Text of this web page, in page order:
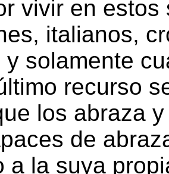
vivir en
italianos,
y solamente
recurso
los abraza
de
a la suya